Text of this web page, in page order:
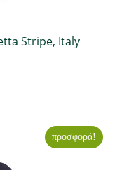
Stripe, Italy
προσφορά!